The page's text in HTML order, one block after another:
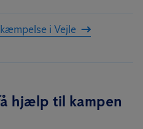
i Vejle
hjælp til kampen